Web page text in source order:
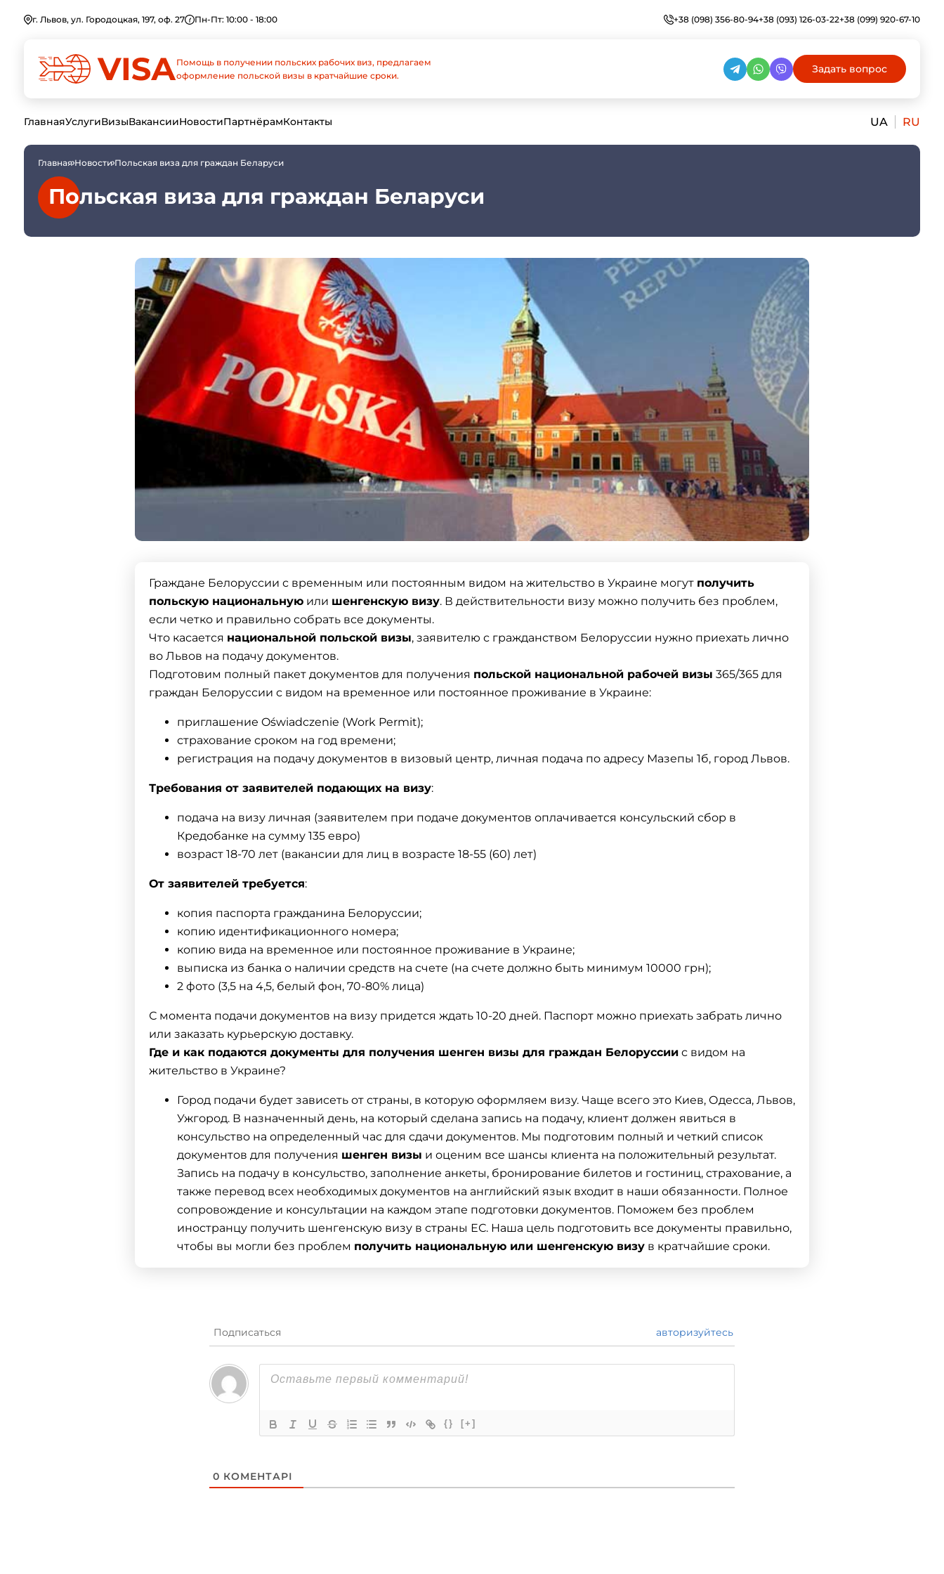
г. Львов, ул. Городоцкая, 197, оф. 27 Пн-Пт: 10:00 - 18:00 +38 (098) 356-80-94+38 (093) 126-03-22+38 (099) 920-67-10
Помощь в получении польских рабочих виз, предлагаем
оформление польской визы в кратчайшие сроки.
Задать вопрос
ГлавнаяУслугиВизыВакансииНовостиПартнёрамКонтакты UA RU
Главная Новости Польская виза для граждан Беларуси
Польская виза для граждан Беларуси
Граждане Белоруссии с временным или постоянным видом на жительство в Украине могут получить
польскую национальнуюили шенгенскую визу. В действительности визу можно получить без проблем,
если четко и правильно собрать все документы.
Что касается национальной польской визы, заявителю с гражданством Белоруссии нужно приехать лично
во Львов на подачу документов.
Подготовим полный пакет документов для получения польской национальной рабочей визы 365/365 для
граждан Белоруссии с видом на временное или постоянное проживание в Украине:
приглашение Oświadczenie (Work Permit);
страхование сроком на год времени;
регистрация на подачу документов в визовый центр, личная подача по адресу Мазепы 1б, город Львов.
Требования от заявителей подающих на визу:
подача на визуличная (заявителем при подаче документов оплачивается консульский сбор в
Кредобанке на сумму 135 евро)
возраст 18-70 лет (вакансии для лиц в возрасте 18-55 (60) лет)
От заявителей требуется:
копия паспорта гражданина Белоруссии;
копию идентификационного номера;
копию вида на временное или постоянное проживание в Украине;
выписка из банка о наличии средств на счете (на счете должно быть минимум 10000 грн);
2 фото (3,5 на 4,5, белый фон, 70-80% лица)
С момента подачи документов на визу придется ждать 10-20 дней. Паспорт можно приехать забрать лично
или заказать курьерскую доставку.
Где и как подаются документы для получения шенген визы для граждан Белоруссиис видом на
жительство в Украине?
Город подачи будет зависеть от страны, в которую оформляем визу. Чаще всего это Киев, Одесса, Львов,
Ужгород. В назначенный день, на который сделана запись на подачу, клиент должен явиться в
консульство на определенный час для сдачи документов. Мы подготовим полный и четкий список
документов для получения шенген визы и оценим все шансы клиента на положительный результат.
Запись на подачу в консульство, заполнение анкеты, бронирование билетов и гостиниц, страхование, а
также перевод всех необходимых документов на английский язык входит в наши обязанности. Полное
сопровождение и консультации на каждом этапе подготовки документов. Поможем без проблем
иностранцу получить шенгенскую визу в страны ЕС. Наша цель подготовить все документы правильно,
чтобы вы могли без проблем получить национальнуюили шенгенскую визув кратчайшие сроки.
Подписаться авторизуйтесь
{} [+]
0 КОМЕНТАРІ